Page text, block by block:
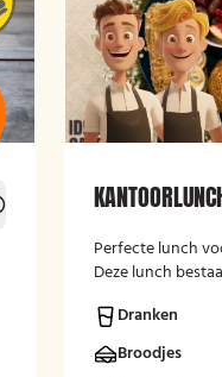
Perfecte lunch
Deze lunch
Dranken
Broodjes